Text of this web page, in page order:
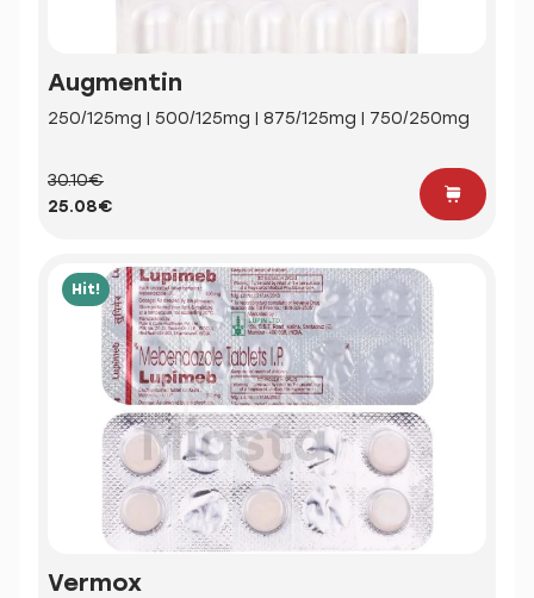
Augmentin
250/125mg | 500/125mg | 875/125mg | 750/250mg
30.10€
25.08€
Hit!
Vermox